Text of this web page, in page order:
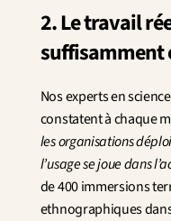
2. Le travail
suffisamment
Nos experts en
constatent à chaque
les organisations
l’usage se joue dans
de 400 immersions
ethnographiques